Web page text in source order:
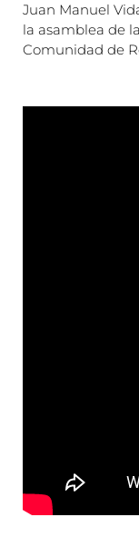
Juan Manuel
la asamblea de
Comunidad de